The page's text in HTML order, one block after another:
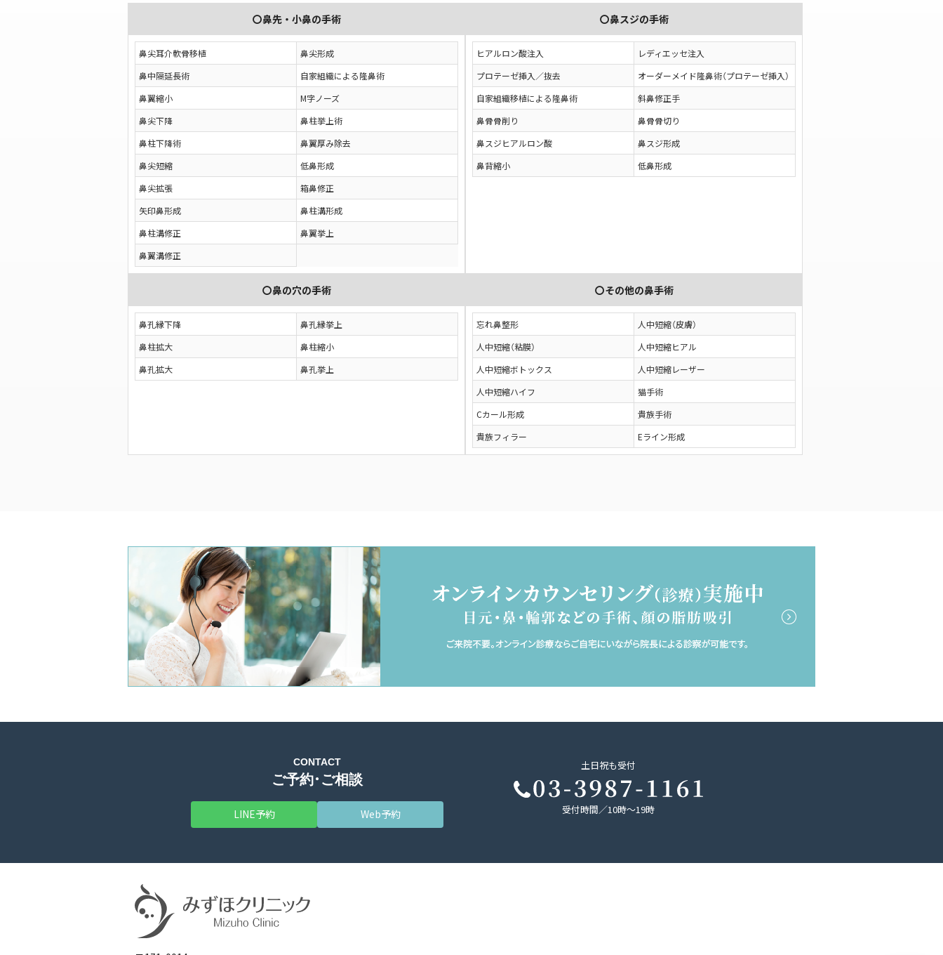
〇鼻先・小鼻の手術
鼻尖耳介軟骨移植
鼻尖形成
鼻中隔延長術
自家組織による隆鼻術
鼻翼縮小
M字ノーズ
鼻尖下降
鼻柱挙上術
鼻柱下降術
鼻翼厚み除去
鼻尖短縮
低鼻形成
鼻尖拡張
箱鼻修正
矢印鼻形成
鼻柱溝形成
鼻柱溝修正
鼻翼挙上
鼻翼溝修正
〇鼻スジの手術
ヒアルロン酸注入
レディエッセ注入
プロテーゼ挿入／抜去
オーダーメイド隆鼻術（プロテーゼ挿入）
自家組織移植による隆鼻術
斜鼻修正手
鼻骨骨削り
鼻骨骨切り
鼻スジヒアルロン酸
鼻スジ形成
鼻背縮小
低鼻形成
〇鼻の穴の手術
鼻孔縁下降
鼻孔縁挙上
鼻柱拡大
鼻柱縮小
鼻孔拡大
鼻孔挙上
〇その他の鼻手術
忘れ鼻整形
人中短縮（皮膚）
人中短縮（粘膜）
人中短縮ヒアル
人中短縮ボトックス
人中短縮レーザー
人中短縮ハイフ
猫手術
Cカール形成
貴族手術
貴族フィラー
Eライン形成
CONTACT
ご予約・ご相談
LINE予約 Web予約
土日祝も受付
受付時間／10時～19時